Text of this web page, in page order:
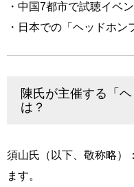
・中国7都市で試聴イベ
・日本での「ヘッドホン
陳氏が主催する「
は？
須山氏（以下、敬称略）
ます。